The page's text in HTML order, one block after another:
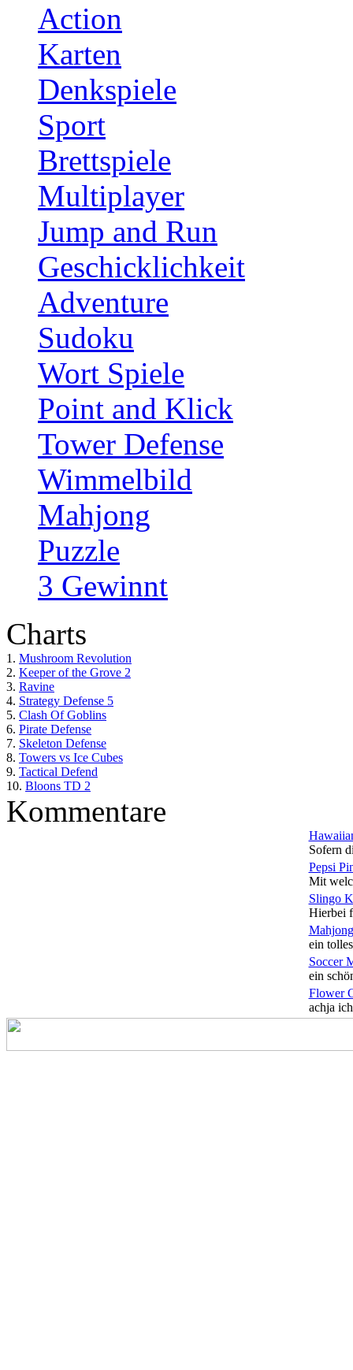
Action
Karten
Denkspiele
Sport
Brettspiele
Multiplayer
Jump and Run
Geschicklichkeit
Adventure
Sudoku
Wort Spiele
Point and Klick
Tower Defense
Wimmelbild
Mahjong
Puzzle
3 Gewinnt
Charts
1. Mushroom Revolution
2. Keeper of the Grove 2
3. Ravine
4. Strategy Defense 5
5. Clash Of Goblins
6. Pirate Defense
7. Skeleton Defense
8. Towers vs Ice Cubes
9. Tactical Defend
10. Bloons TD 2
Kommentare
Sofern
Pepsi
Mit
Slingo
Hierbei
ein
Soccer
ein
Flower
achja